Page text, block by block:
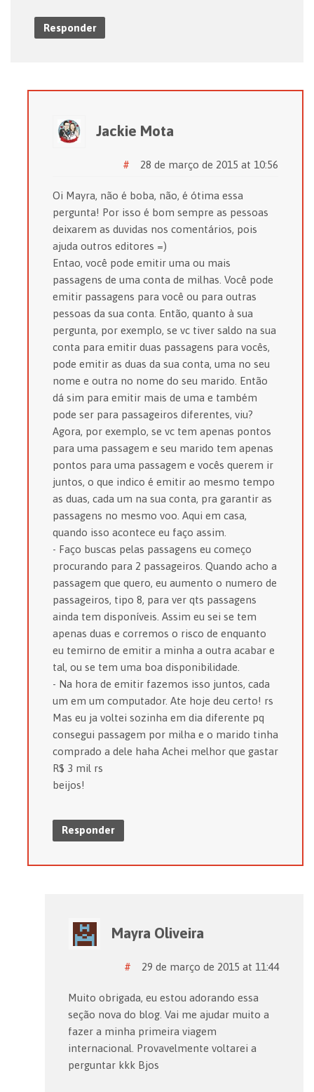
Responder
Jackie Mota
28 de março de 2015 at 10:56
#
Oi Mayra, não é boba, não, é ótima essa
pergunta! Por isso é bom sempre as pessoas
deixarem as duvidas nos comentários, pois
ajuda outros editores =)
Entao, você pode emitir uma ou mais
passagens de uma conta de milhas. Você pode
emitir passagens para você ou para outras
pessoas da sua conta. Então, quanto à sua
pergunta, por exemplo, se vc tiver saldo na sua
conta para emitir duas passagens para vocês,
pode emitir as duas da sua conta, uma no seu
nome e outra no nome do seu marido. Então
dá sim para emitir mais de uma e também
pode ser para passageiros diferentes, viu?
Agora, por exemplo, se vc tem apenas pontos
para uma passagem e seu marido tem apenas
pontos para uma passagem e vocês querem ir
juntos, o que indico é emitir ao mesmo tempo
as duas, cada um na sua conta, pra garantir as
passagens no mesmo voo. Aqui em casa,
quando isso acontece eu faço assim.
- Faço buscas pelas passagens eu começo
procurando para 2 passageiros. Quando acho a
passagem que quero, eu aumento o numero de
passageiros, tipo 8, para ver qts passagens
ainda tem disponíveis. Assim eu sei se tem
apenas duas e corremos o risco de enquanto
eu temirno de emitir a minha a outra acabar e
tal, ou se tem uma boa disponibilidade.
- Na hora de emitir fazemos isso juntos, cada
um em um computador. Ate hoje deu certo! rs
Mas eu ja voltei sozinha em dia diferente pq
consegui passagem por milha e o marido tinha
comprado a dele haha Achei melhor que gastar
R$ 3 mil rs
beijos!
Responder
Mayra Oliveira
29 de março de 2015 at 11:44
#
Muito obrigada, eu estou adorando essa
seção nova do blog. Vai me ajudar muito a
fazer a minha primeira viagem
internacional. Provavelmente voltarei a
perguntar kkk Bjos